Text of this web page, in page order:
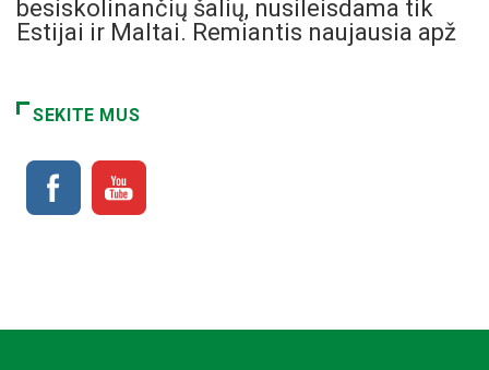
besiskolinančių šalių, nusileisdama tik
Estijai ir Maltai. Remiantis naujausia apž
SEKITE MUS